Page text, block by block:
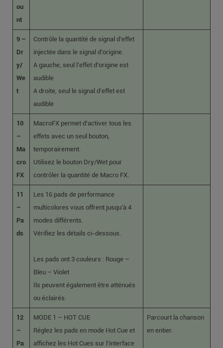
ou
nt
9 –
Dr
y/
We
t
Contrôle la quantité de signal d’effet
injectée dans le signal d’origine.
A gauche, seul l’effet d’origine est
audible
A droite, seul le signal d’effet est
audible
10
–
Ma
cro
FX
MacroFX permet d’activer tous les
effets avec un seul bouton,
temporairement.
Utilisez le bouton Dry/Wet pour
contrôler la quantité de Macro FX.
11
–
Pa
ds
Les 16 pads de performance
multicolores vous offrent jusqu’à 4
modes différents.
Vérifiez les détails ci-dessous.
Les pads ont 3 couleurs : Rouge –
Bleu – Violet
Ils peuvent également être atténués
ou éclairés.
12
–
Pa
MODE 1 – HOT CUE
Réglez les pads en mode Hot Cue et
affichez les Hot Cues sur l’interface
Parcourt la chanson
en entier.